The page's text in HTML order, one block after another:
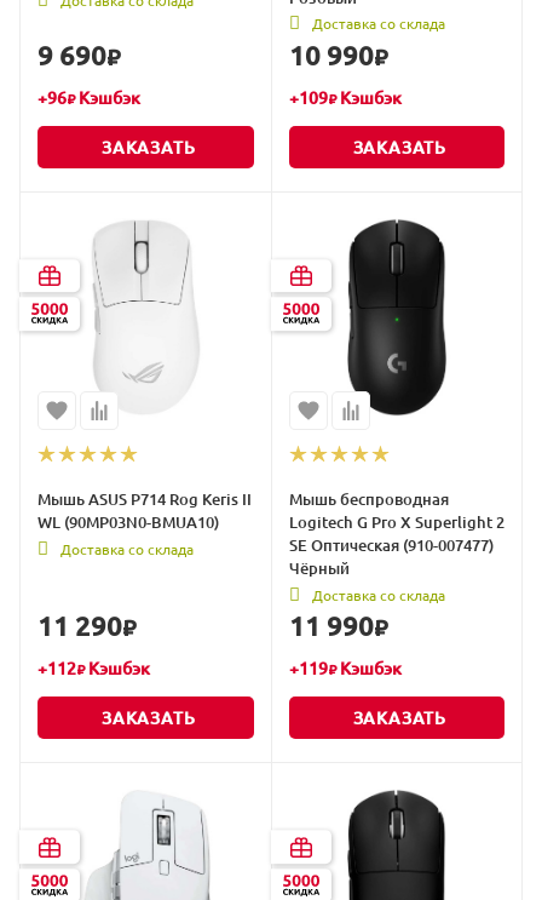
9 690₽
+96₽Кэшбэк
ЗАКАЗАТЬ
Доставка со склада
10 990₽
+109₽Кэшбэк
ЗАКАЗАТЬ
Мышь ASUS P714 Rog Keris II
WL (90MP03N0-BMUA10)
Доставка со склада
11 290₽
+112₽Кэшбэк
ЗАКАЗАТЬ
Мышь беспроводная
Logitech G Pro X Superlight 2
SE Оптическая (910-007477)
Чёрный
Доставка со склада
11 990₽
+119₽Кэшбэк
ЗАКАЗАТЬ